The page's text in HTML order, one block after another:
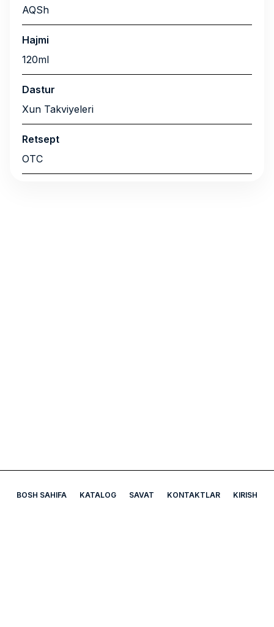
AQSh
Hajmi
120ml
Dastur
Xun Takviyeleri
Retsept
OTC
BOSH SAHIFA KATALOG SAVAT KONTAKTLAR KIRISH